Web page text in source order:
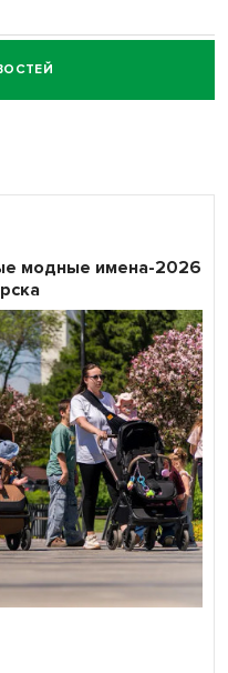
обеспечит
в Новосибирской
модные имена-2026